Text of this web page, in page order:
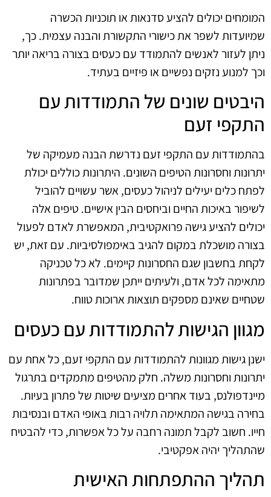
המומחים יכולים להציע סדנאות או תוכניות הכשרה
שמיועדות לשפר את כישורי התקשורת והבנה עצמית. כך,
ניתן לעזור לאנשים להתמודד עם כעסים בצורה בריאה יותר
וכך למנוע נזקים נפשיים או פיזיים בעתיד.
היבטים שונים של התמודדות עם
התקפי זעם
בהתמודדות עם התקפי זעם נדרשת הבנה מעמיקה של
יתרונות וחסרונות הטיפים השונים. היתרונות כוללים יכולת
לפתח כלים יעילים לניהול כעסים, אשר עשויים להוביל
לשיפור באיכות החיים וביחסים הבין אישיים. טיפים אלה
יכולים להציע גישה פרואקטיבית, המאפשרת לאדם לפעול
בצורה מושכלת במקום להגיב באימפולסיביות. עם זאת, יש
לקחת בחשבון שגם החסרונות קיימים. לא כל טכניקה
מתאימה לכל אדם, ולעיתים ייתכן שמדובר בפתרונות
שטחיים שאינם מספקים תוצאות ארוכות טווח.
מגוון הגישות להתמודדות עם כעסים
ישנן גישות מגוונות להתמודדות עם התקפי זעם, כל אחת עם
יתרונות וחסרונות משלה. חלק מהטיפים מתמקדים בתרגול
מיינדפולנס, בעוד אחרים מציעים שיטות של פתרון בעיות.
בחירה בגישה המתאימה תלויה רבות באופי האדם ובנסיבות
חייו. חשוב לקבל תמונה רחבה על כל אפשרות, כדי להבטיח
שהתהליך יהיה אפקטיבי.
תהליך ההתפתחות האישית